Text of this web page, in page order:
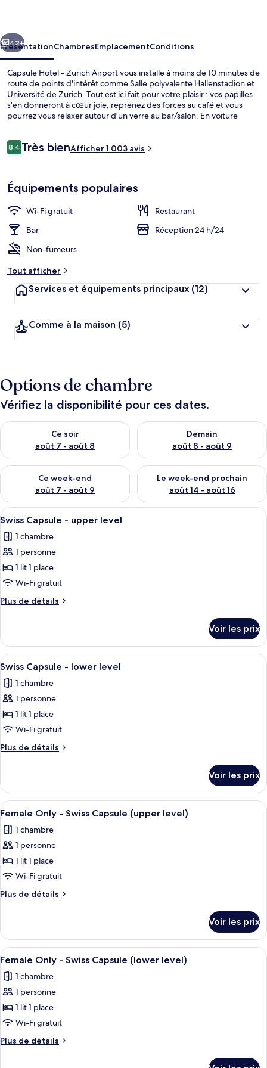
Airport
Suivant
42+
PrésentationChambresEmplacementConditions
Capsule Hotel - Zurich Airport vous installe à moins de 10 minutes de
route de points d'intérêt comme Salle polyvalente Hallenstadion et
Université de Zurich. Tout est ici fait pour votre plaisir : vos papilles
s'en donneront à cœur joie, reprenez des forces au café et vous
pourrez vous relaxer autour d'un verre au bar/salon. En voiture
Bahnhofstrasse.Les autres voyageurs sont séduits par le personnel
tramway de l’aéroport de Zurich se trouve à 5 min et Arrêt de tram
Zurich Flughafen, Fracht, à 8 min.
Avis
voyageurs
8,48,4 sur 10
Très bienAfficher 1 003 avis
Équipements populaires
Wi-Fi gratuit
Restaurant
Bar
Réception 24 h/24
Non-fumeurs
Tout afficher
Services et équipements principaux (12)
Comme à la maison (5)
Options de chambre
Vérifiez la disponibilité pour ces dates.
Ce soir
août 7 - août 8
Vérifier la disponibilité pour ce soir août 7 - août 8
Demain
août 8 - août 9
Vérifier la disponibilité pour
Ce week-end
août 7 - août 9
Vérifier la disponibilité pour ce week-end août 7 - août 9
Le week-end prochain
août 14 - août 16
Vérifier la disponibilité pour
Afficher
toutes
les
photos
pour
ce
type
de
Swiss
Capsule
-
upper
level
Un wagon de train équipé de
17
Swiss Capsule - upper level
1 chambre
1 personne
1 lit 1 place
Wi-Fi gratuit
Plus de détails
Plus
le
type
de
Swiss
Capsule
upper
level
Voir les prix
Afficher
toutes
les
photos
pour
ce
type
de
Swiss
Capsule
-
lower
level
Un wagon de train équipé de
17
Swiss Capsule - lower level
1 chambre
1 personne
1 lit 1 place
Wi-Fi gratuit
Plus de détails
Plus
le
type
de
Swiss
Capsule
lower
level
Voir les prix
Afficher
toutes
les
photos
pour
ce
type
de
Female
Only
-
Swiss
Capsule
(upper
level)
Un intérieur moderne avec de
22
Female Only - Swiss Capsule (upper level)
1 chambre
1 personne
1 lit 1 place
Wi-Fi gratuit
Plus de détails
Plus
le
type
de
Female
Only
Swiss
Capsule
level)
Voir les prix
Afficher
toutes
les
photos
pour
ce
type
de
Un intérieur moderne avec de
20
Female Only - Swiss Capsule (lower level)
1 chambre
1 personne
1 lit 1 place
Wi-Fi gratuit
Plus de détails
Plus